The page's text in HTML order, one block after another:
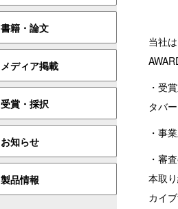
書籍・論文
メディア掲載
受賞・採択
お知らせ
製品情報
当社
・受
タバ
・事
・審
本取
カイ